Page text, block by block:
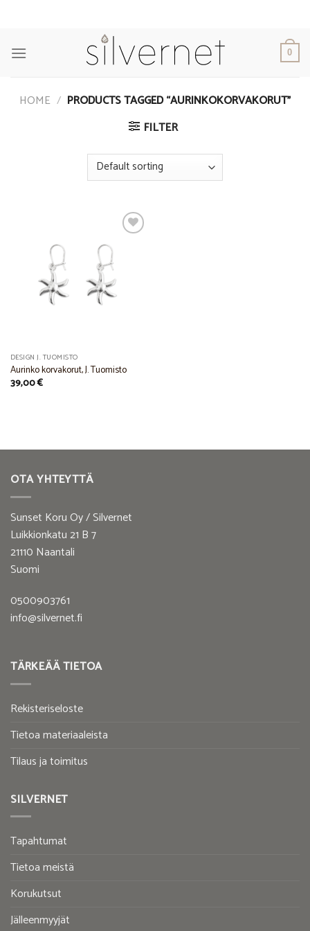
0
HOME / PRODUCTS TAGGED “AURINKOKORVAKORUT”
FILTER
Wishlist
DESIGN J. TUOMISTO
Aurinko korvakorut, J. Tuomisto
39,00€
OTA YHTEYTTÄ
Sunset Koru Oy / Silvernet
Luikkionkatu 21 B 7
21110 Naantali
Suomi
0500903761
info@silvernet.fi
TÄRKEÄÄ TIETOA
Rekisteriseloste
Tietoa materiaaleista
Tilaus ja toimitus
SILVERNET
Tapahtumat
Tietoa meistä
Korukutsut
Jälleenmyyjät